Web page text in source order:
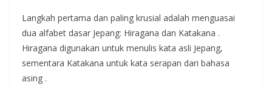
Langkah pertama dan paling krusial adalah menguasai
dua alfabet dasar Jepang: Hiragana dan Katakana .
Hiragana digunakan untuk menulis kata asli Jepang,
sementara Katakana untuk kata serapan dari bahasa
asing .